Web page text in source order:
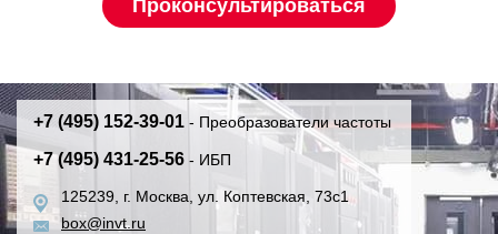
+7 (495) 152-39-01 - Преобразователи частоты
+7 (495) 431-25-56 - ИБП
125239, г. Москва, ул. Коптевская, 73с1
box@invt.ru